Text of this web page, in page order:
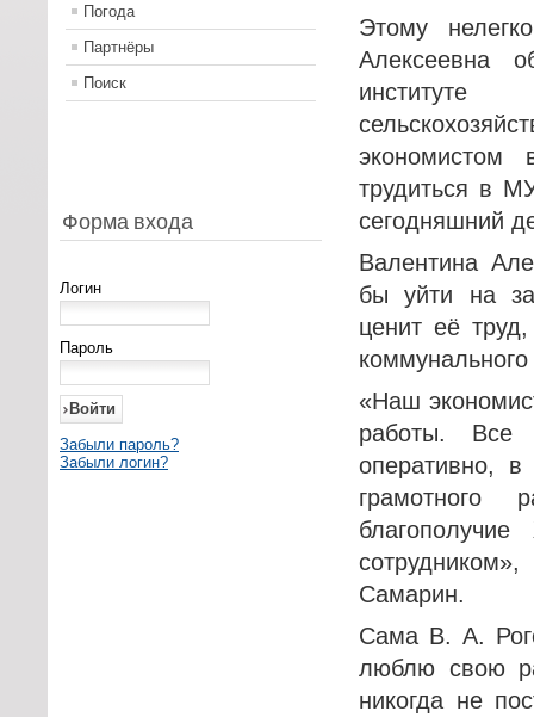
Погода
Партнёры
Поиск
Форма входа
Логин
Пароль
Забыли пароль?
Забыли логин?
Этому
Алексеевна
институте
трудиться в
сегодняшний
Валентина
бы уйти на
ценит её
коммунального
«Наш
работы. Все
оперативно,
грамотного
Самарин.
Сама В. А.
люблю свою
никогда не